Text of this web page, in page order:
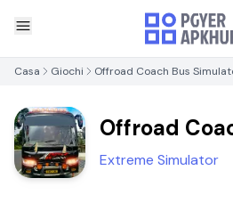
Casa Giochi Offroad Coach Bus
Offroad
Simulator 3D
Extreme Simulator